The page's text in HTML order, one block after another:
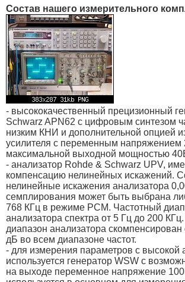
Состав нашего измерительного
- высококачественный прецизионный
Schwarz APN62 с цифровым синтезом
низким КНИ и дополнительной опцией
усилителя с переменным напряжением
максимальной выходной мощностью
- анализатор Rohde & Schwarz UPV,
компенсацию нелинейных искажений.
нелинейные искажения анализатора
семплирования может быть выбрана
768 КГц в режиме PCM. Частотный
анализатора спектра от 5 Гц до 200
диапазон анализатора скомпенсирован
дБ во всем диапазоне частот.
- для измерения параметров с высокой
используется генератор WSW с
на выходе переменное напряжение